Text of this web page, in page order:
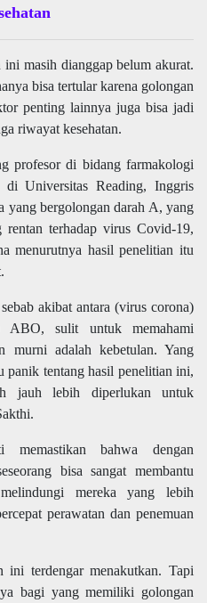
masih dianggap belum akurat.
bisa tertular karena golongan
penting lainnya juga bisa jadi
riwayat kesehatan.
profesor di bidang farmakologi
di Universitas Reading, Inggris
yang bergolongan darah A, yang
terhadap virus Covid-19,
menurutnya hasil penelitian itu
akibat antara (virus corona)
ABO, sulit untuk memahami
murni adalah kebetulan. Yang
panik tentang hasil penelitian ini,
jauh lebih diperlukan untuk
bahwa dengan
bisa sangat membantu
mereka yang lebih
perawatan dan penemuan
ini terdengar menakutkan. Tapi
bagi yang memiliki golongan